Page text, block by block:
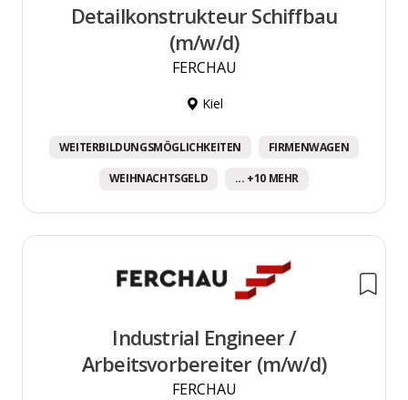
Detailkonstrukteur Schiffbau
(m/w/d)
FERCHAU
Kiel
WEITERBILDUNGSMÖGLICHKEITEN FIRMENWAGEN
WEIHNACHTSGELD ... +10 MEHR
Industrial Engineer /
Arbeitsvorbereiter (m/w/d)
FERCHAU